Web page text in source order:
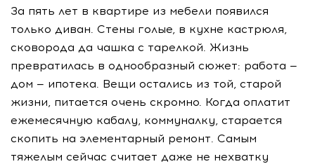
За пять лет в квартире из мебели появился
только диван. Стены голые, в кухне кастрюля,
сковорода да чашка с тарелкой. Жизнь
превратилась в однообразный сюжет: работа —
дом — ипотека. Вещи остались из той, старой
жизни, питается очень скромно. Когда оплатит
ежемесячную кабалу, коммуналку, старается
скопить на элементарный ремонт. Самым
тяжелым сейчас считает даже не нехватку